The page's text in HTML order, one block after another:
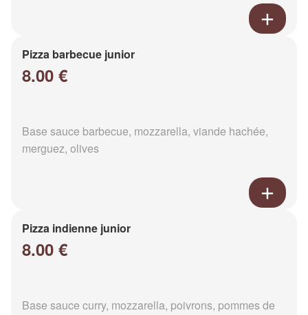
Pizza barbecue junior
8.00 €
Base sauce barbecue, mozzarella, viande hachée,
merguez, olives
Pizza indienne junior
8.00 €
Base sauce curry, mozzarella, poivrons, pommes de